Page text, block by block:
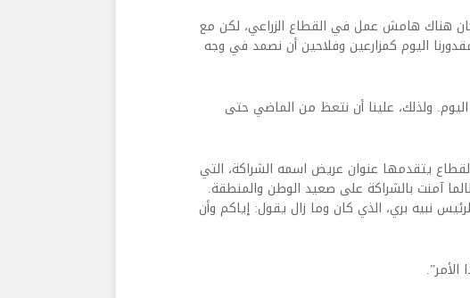
كان هناك هامش عمل في القطاع الزراعي، لكن مع
اليوم كمزارعين وفلاحين أن نصمد في وجه
الزراعي كان يجلد منذ 40 عاما إلى اليوم. ولذلك، علينا أن نتعظ من الماضي حتى
يتقدمها عنوان عريض اسمه الشراكة، التي
آمنت بالشراكة على صعيد الوطن والمنطقة.
نبيه بري، الذي كان وما زال يقول: إياكم وأن